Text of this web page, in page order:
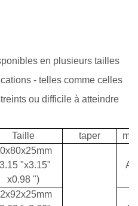
en plusieurs tailles
- telles comme celles
ou difficile à atteindre
Taille taper
"x3.15"
x0.98 ")